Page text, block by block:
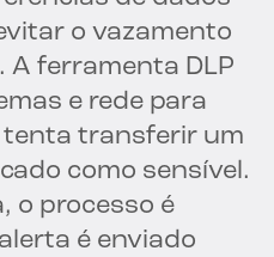
o vazamento
A ferramenta DLP
e rede para
tenta transferir um
como sensível.
o processo é
é enviado